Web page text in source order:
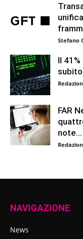
Stefano
Il
FAR
note...
NAVIGAZIONE
News